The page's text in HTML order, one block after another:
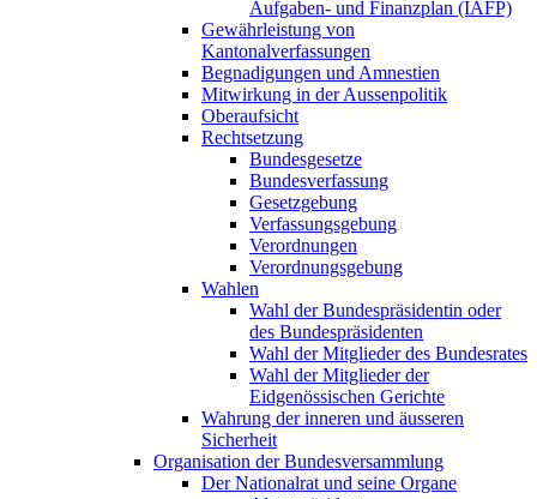
Aufgaben- und Finanzplan (IAFP)
Gewährleistung von
Kantonalverfassungen
Begnadigungen und Amnestien
Mitwirkung in der Aussenpolitik
Oberaufsicht
Rechtsetzung
Bundesgesetze
Bundesverfassung
Gesetzgebung
Verfassungsgebung
Verordnungen
Verordnungsgebung
Wahlen
Wahl der Bundespräsidentin oder
des Bundespräsidenten
Wahl der Mitglieder des Bundesrates
Wahl der Mitglieder der
Eidgenössischen Gerichte
Wahrung der inneren und äusseren
Sicherheit
Organisation der Bundesversammlung
Der Nationalrat und seine Organe